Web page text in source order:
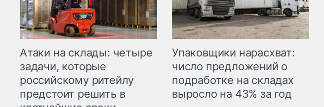
Атаки на склады: четыре
задачи, которые
российскому ритейлу
предстоит решить в
Упаковщики нарасхват:
число предложений о
подработке на складах
выросло на 43% за год